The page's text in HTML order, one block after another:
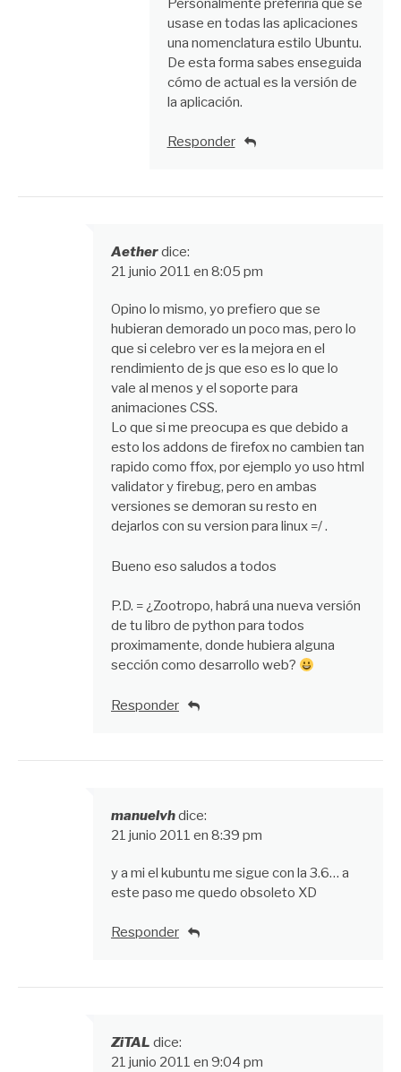
Personalmente preferiría que se
usase en todas las aplicaciones
una nomenclatura estilo Ubuntu.
De esta forma sabes enseguida
cómo de actual es la versión de
la aplicación.
Responder
Aetherdice:
21 junio 2011 en 8:05 pm
Opino lo mismo, yo prefiero que se
hubieran demorado un poco mas, pero lo
que si celebro ver es la mejora en el
rendimiento de js que eso es lo que lo
vale al menos y el soporte para
animaciones CSS.
Lo que si me preocupa es que debido a
esto los addons de firefox no cambien tan
rapido como ffox, por ejemplo yo uso html
validator y firebug, pero en ambas
versiones se demoran su resto en
dejarlos con su version para linux =/ .
Bueno eso saludos a todos
P.D. = ¿Zootropo, habrá una nueva versión
de tu libro de python para todos
proximamente, donde hubiera alguna
sección como desarrollo web?
Responder
manuelvhdice:
21 junio 2011 en 8:39 pm
y a mi el kubuntu me sigue con la 3.6… a
este paso me quedo obsoleto XD
Responder
ZiTAL dice:
21 junio 2011 en 9:04 pm